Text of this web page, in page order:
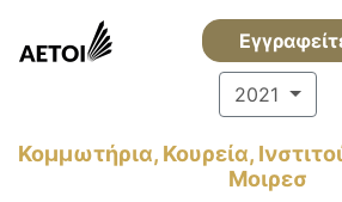
2021
Κομμωτήρια, Κουρεία,
Μοιρεσ